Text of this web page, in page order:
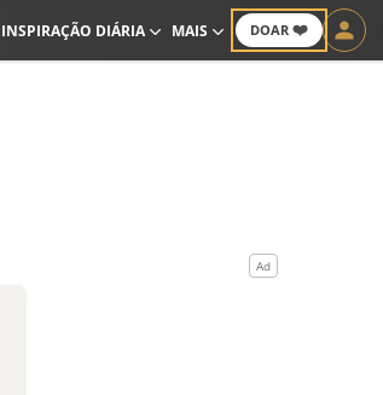
DOAR ❤️
INSPIRAÇÃO DIÁRIA MAIS